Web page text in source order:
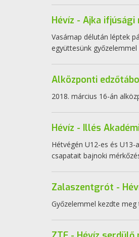
Hévíz - Ajka ifjúsági
Vasárnap délután léptek
együttesünk
Alközponti
2018. március 16-án
Hévíz - Illés
Hétvégén U12-es és
csapatait bajnoki
Zalaszentgrót -
Győzelemmel kezdte